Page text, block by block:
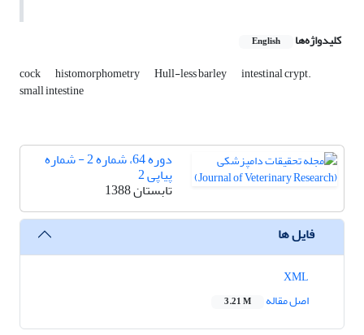
کلیدواژه‌ها English
cock histomorphometry Hull-less barley intestinal crypt.
small intestine
دوره 64، شماره 2 - شماره
پیاپی 2
تابستان 1388
فایل ها
اصل مقاله
3.21 M